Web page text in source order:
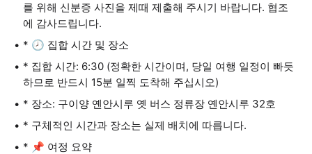
를 위해 신분증 사진을 제때 제출해 주시기 바랍니다. 협조
에 감사드립니다.
* 🕗 집합 시간 및 장소
* 집합 시간: 6:30 (정확한 시간이며, 당일 여행 일정이 빠듯
하므로 반드시 15분 일찍 도착해 주십시오)
* 장소: 구이양 옌안시루 옛 버스 정류장 옌안시루 32호
* 구체적인 시간과 장소는 실제 배치에 따릅니다.
* 📌 여정 요약